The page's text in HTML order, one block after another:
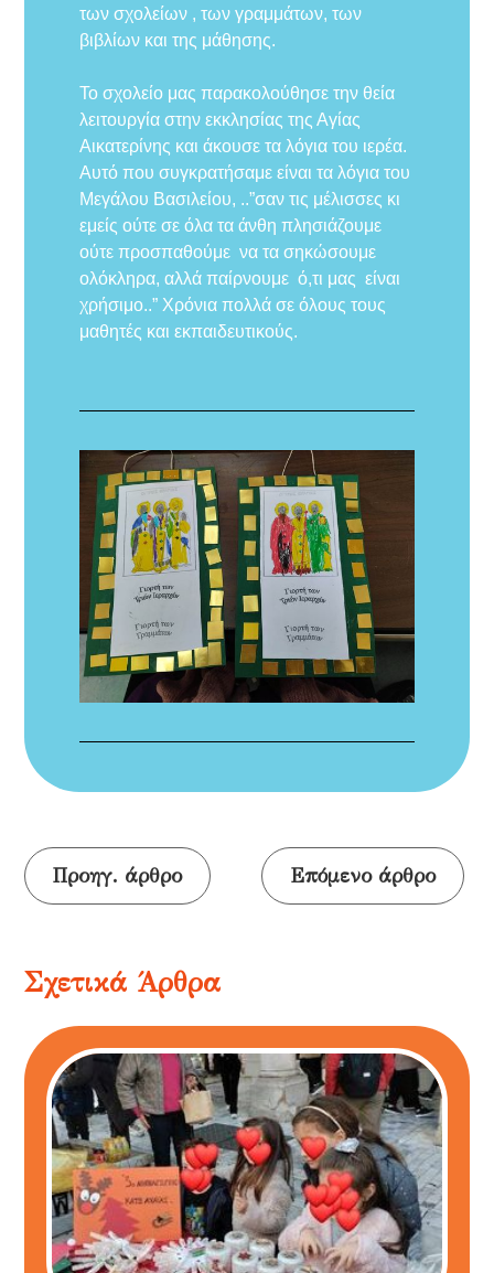
των σχολείων , των γραμμάτων, των
βιβλίων και της μάθησης.
Το σχολείο μας παρακολούθησε την θεία
λειτουργία στην εκκλησίας της Αγίας
Αικατερίνης και άκουσε τα λόγια του ιερέα.
Αυτό που συγκρατήσαμε είναι τα λόγια του
Μεγάλου Βασιλείου, ..”σαν τις μέλισσες κι
εμείς ούτε σε όλα τα άνθη πλησιάζουμε
ούτε προσπαθούμε να τα σηκώσουμε
ολόκληρα, αλλά παίρνουμε ό,τι μας είναι
χρήσιμο..” Χρόνια πολλά σε όλους τους
μαθητές και εκπαιδευτικούς.
Προηγ. άρθρο Επόμενο άρθρο
Σχετικά Άρθρα